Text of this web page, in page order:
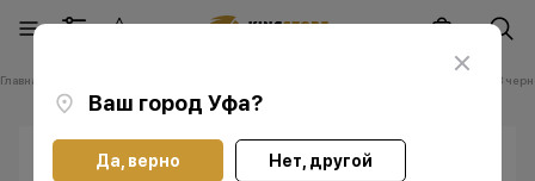
Ваш город Уфа?
Да, верно Нет, другой
Главная Apple Magic Mouse 3